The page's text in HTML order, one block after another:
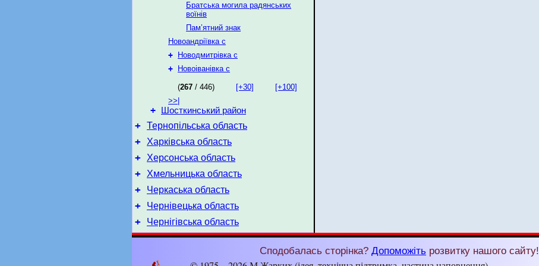
Братська могила радянських
воїнів
Пам’ятний знак
Новоандріївка с
+
Новодмитрівка с
+
Новоіванівка с
(267 / 446) [+30]
[+100]
>>|
+ Шосткинський район
+ Тернопільська область
+ Харківська область
+ Херсонська область
+ Хмельницька область
+ Черкаська область
+ Чернівецька область
+ Чернігівська область
Сподобалась сторінка? Допоможіть розвитку нашого сайту!